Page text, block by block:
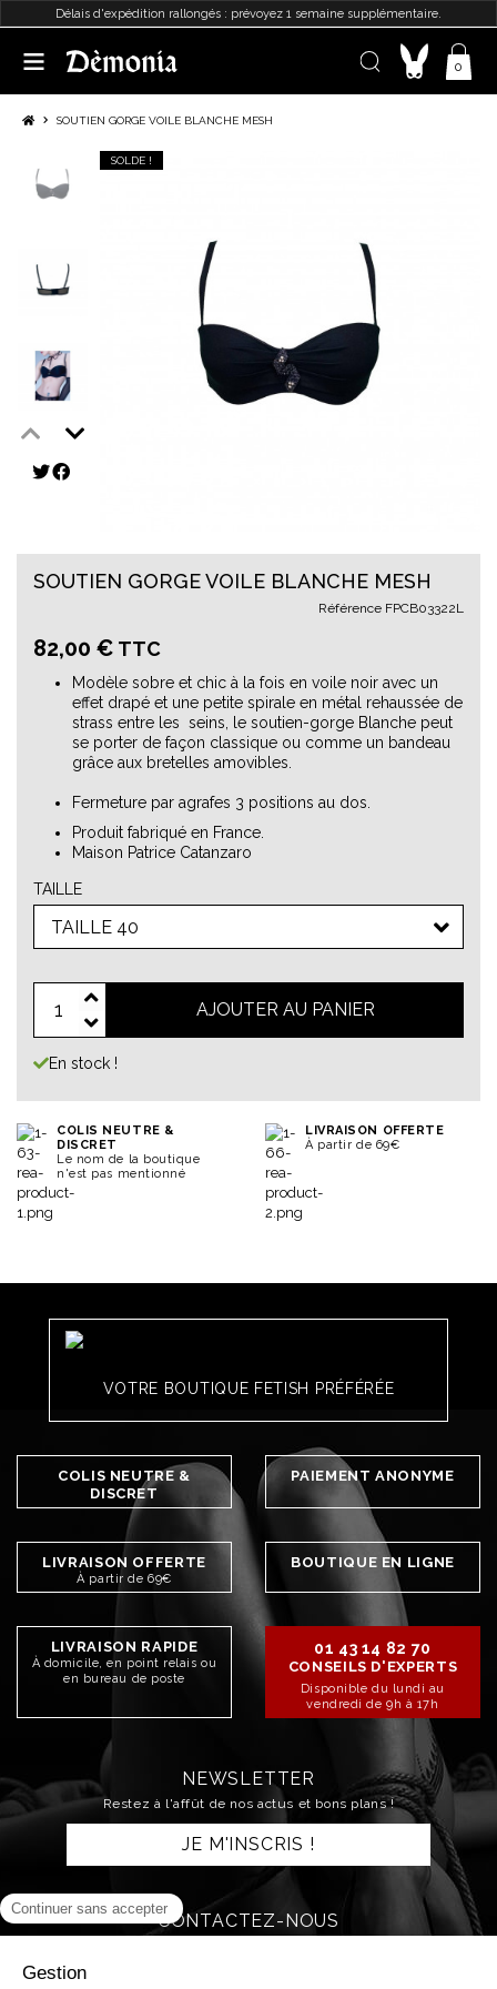
Délais d'expédition rallongés : prévoyez 1 semaine supplémentaire.
0
SOUTIEN GORGE VOILE BLANCHE MESH
SOLDE !
SOUTIEN GORGE VOILE BLANCHE MESH
Référence FPCB03322L
82,00 € TTC
Modèle sobre et chic à la fois en voile noir avec un
effet drapé et une petite spirale en métal rehaussée de
strass entre les seins, le soutien-gorge Blanche peut
se porter de façon classique ou comme un bandeau
grâce aux bretelles amovibles.
Fermeture par agrafes 3 positions au dos.
Produit fabriqué en France.
Maison Patrice Catanzaro
TAILLE
TAILLE 40
AJOUTER AU PANIER
En stock !
COLIS NEUTRE &
DISCRET
Le nom de la boutique
n'est pas mentionné
LIVRAISON OFFERTE
À partir de 69€
VOTRE BOUTIQUE FETISH PRÉFÉRÉE
COLIS NEUTRE &
DISCRET
PAIEMENT ANONYME
LIVRAISON OFFERTE
À partir de 69€
BOUTIQUE EN LIGNE
LIVRAISON RAPIDE
À domicile, en point relais ou
en bureau de poste
01 43 14 82 70
CONSEILS D'EXPERTS
Disponible du lundi au
vendredi de 9h à 17h
NEWSLETTER
Restez à l'affût de nos actus et bons plans !
JE M'INSCRIS !
CONTACTEZ-NOUS